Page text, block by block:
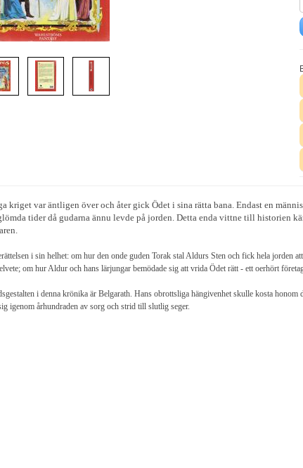
kriget var äntligen över och åter gick Ödet i sina rätta bana. Endast en
tider då gudarna ännu levde på jorden. Detta enda vittne till historien
i sin helhet: om hur den onde guden Torak stal Aldurs Sten och fick hela jorden
om hur Aldur och hans lärjungar bemödade sig att vrida Ödet rätt - ett oerhört
i denna krönika är Belgarath. Hans obrottsliga hängivenhet skulle kosta honom
igenom århundraden av sorg och strid till slutlig seger.